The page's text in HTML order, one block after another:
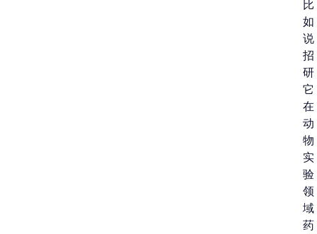
比
如
说
招
研
它
在
动
物
实
验
领
域
药